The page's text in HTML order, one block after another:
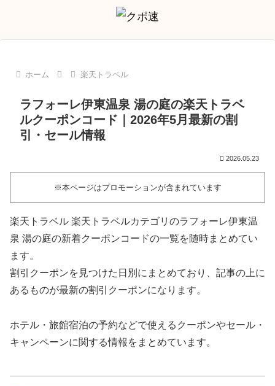
ホーム 楽天トラベル
ラフォーレ伊東温泉 湯の庭の楽天トラベ
ルクーポンコード｜2026年5月最新の割
引・セール情報
2026.05.23
※本ページはプロモーションが含まれています
楽天トラベル 楽天トラベルカテゴリのラフォーレ伊東温
泉 湯の庭の新着クーポンコードの一覧を随時まとめてい
ます。
割引クーポンを見つけた日別にまとめており、記事の上に
あるものが最新の割引クーポンになります。
ホテル・旅館宿泊の予約などで使えるクーポンやセール・
キャンペーンに関する情報をまとめています。